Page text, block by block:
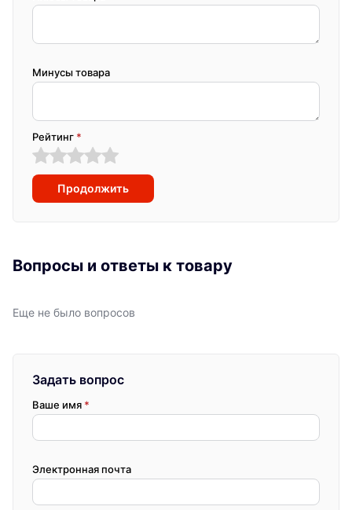
Минусы товара
Рейтинг *
Продолжить
Вопросы и ответы к товару
Еще не было вопросов
Задать вопрос
Ваше имя *
Электронная почта